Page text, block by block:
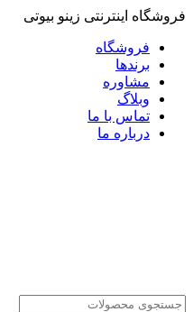
فروشگاه اینترنتی زینو بیوتی
فروشگاه
برندها
مشاوره
وبلاگ
تماس با ما
درباره ما